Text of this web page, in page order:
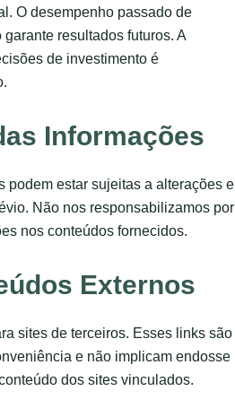
O desempenho passado de
resultados futuros. A
de investimento é
Informações
podem estar sujeitas a alterações e
Não nos responsabilizamos por
nos conteúdos fornecidos.
Externos
sites de terceiros. Esses links são
e não implicam endosse
dos sites vinculados.